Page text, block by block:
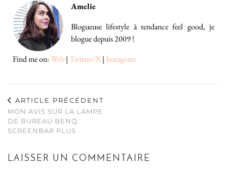
Amelie
Blogueuse lifestyle à tendance feel good, je
blogue depuis 2009 !
Find me on:Web|Twitter/X| Instagram
ARTICLE PRÉCÉDENT
MON AVIS SUR LA LAMPE
DE BUREAU BENQ
SCREENBAR PLUS
LAISSER UN COMMENTAIRE